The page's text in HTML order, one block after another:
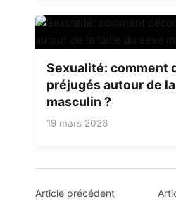
Sexualité: comment
préjugés autour de
masculin ?
19 mars 2026
Navigation
Article précédent